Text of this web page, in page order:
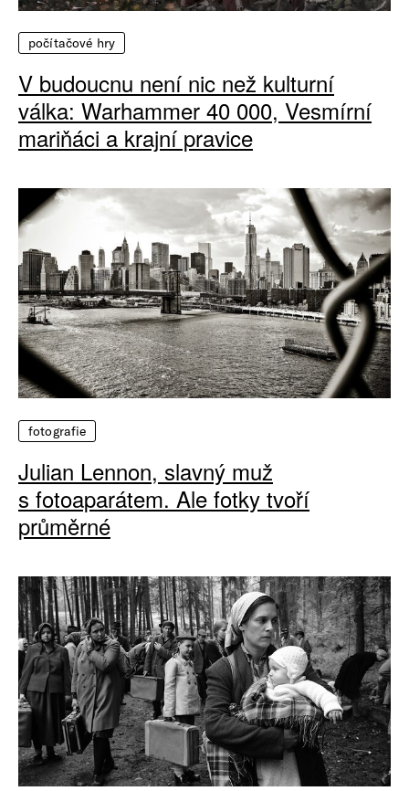
počítačové hry
V budoucnu není nic než kulturní
válka: Warhammer 40 000, Vesmírní
mariňáci a krajní pravice
fotografie
Julian Lennon, slavný muž
s fotoaparátem. Ale fotky tvoří
průměrné